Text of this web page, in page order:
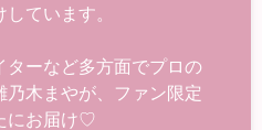
ています。
ターなど多方面でプロの
木まやが、ファン限定
にお届け♡